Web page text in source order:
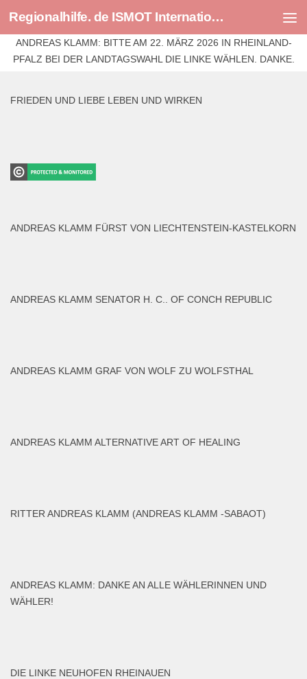
Skip to content Regionalhilfe. de ISMOT International Social And Medical Outreach Team
ANDREAS KLAMM: BITTE AM 22. MÄRZ 2026 IN RHEINLAND-
PFALZ BEI DER LANDTAGSWAHL DIE LINKE WÄHLEN. DANKE.
FRIEDEN UND LIEBE LEBEN UND WIRKEN
ANDREAS KLAMM FÜRST VON LIECHTENSTEIN-KASTELKORN
ANDREAS KLAMM SENATOR H. C.. OF CONCH REPUBLIC
ANDREAS KLAMM GRAF VON WOLF ZU WOLFSTHAL
ANDREAS KLAMM ALTERNATIVE ART OF HEALING
RITTER ANDREAS KLAMM (ANDREAS KLAMM -SABAOT)
ANDREAS KLAMM: DANKE AN ALLE WÄHLERINNEN UND
WÄHLER!
DIE LINKE NEUHOFEN RHEINAUEN